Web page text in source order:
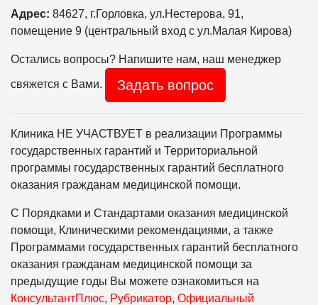
Адрес: 84627, г.Горловка, ул.Нестерова, 91,
помещение 9 (центральный вход с ул.Малая Кирова)
Остались вопросы? Напишите нам, наш менеджер
свяжется с Вами. Задать вопрос
Клиника НЕ УЧАСТВУЕТ в реализации Программы
государственных гарантий и Территориальной
программы государственных гарантий бесплатного
оказания гражданам медицинской помощи.
С Порядками и Стандартами оказания медицинской
помощи, Клиническими рекомендациями, а также
Программами государственных гарантий бесплатного
оказания гражданам медицинской помощи за
предыдущие годы Вы можете ознакомиться на
КонсультантПлюс, Рубрикатор, Официальный